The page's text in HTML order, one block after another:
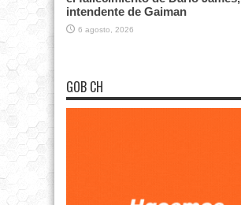
intendente de Gaiman
6 agosto, 2026
GOB CH